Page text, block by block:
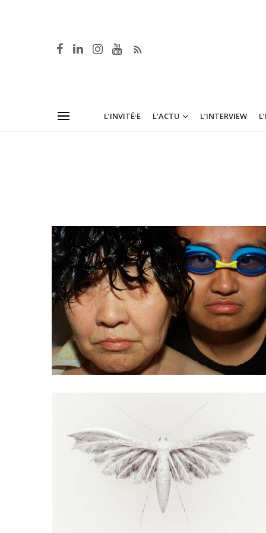
L’INVITÉ·E L’ACTU L’INTERVIEW